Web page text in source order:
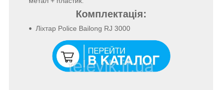
Комплектація:
Ліхтар Police Bailong RJ 3000